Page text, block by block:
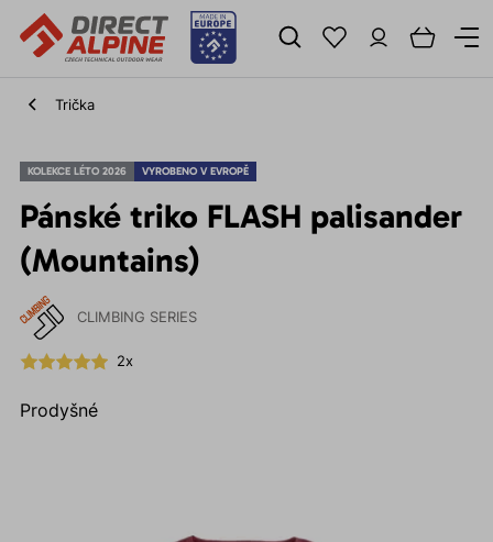
Trička
KOLEKCE LÉTO 2026 VYROBENO V EVROPĚ
Pánské triko FLASH palisander
(Mountains)
CLIMBING SERIES
2x
Prodyšné